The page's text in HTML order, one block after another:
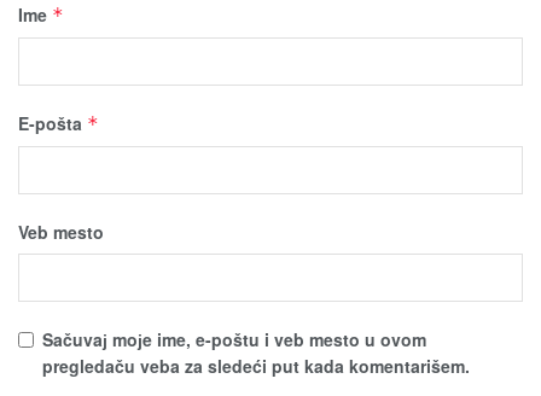
Ime *
E-pošta *
Veb mesto
Sačuvaј moјe ime, e-poštu i veb mesto u ovom
pregledaču veba za sledeći put kada komentarišem.